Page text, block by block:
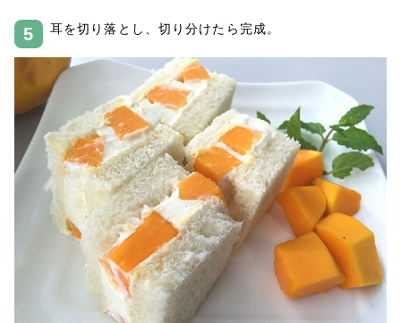
耳を切り落とし、切り分けたら完成。